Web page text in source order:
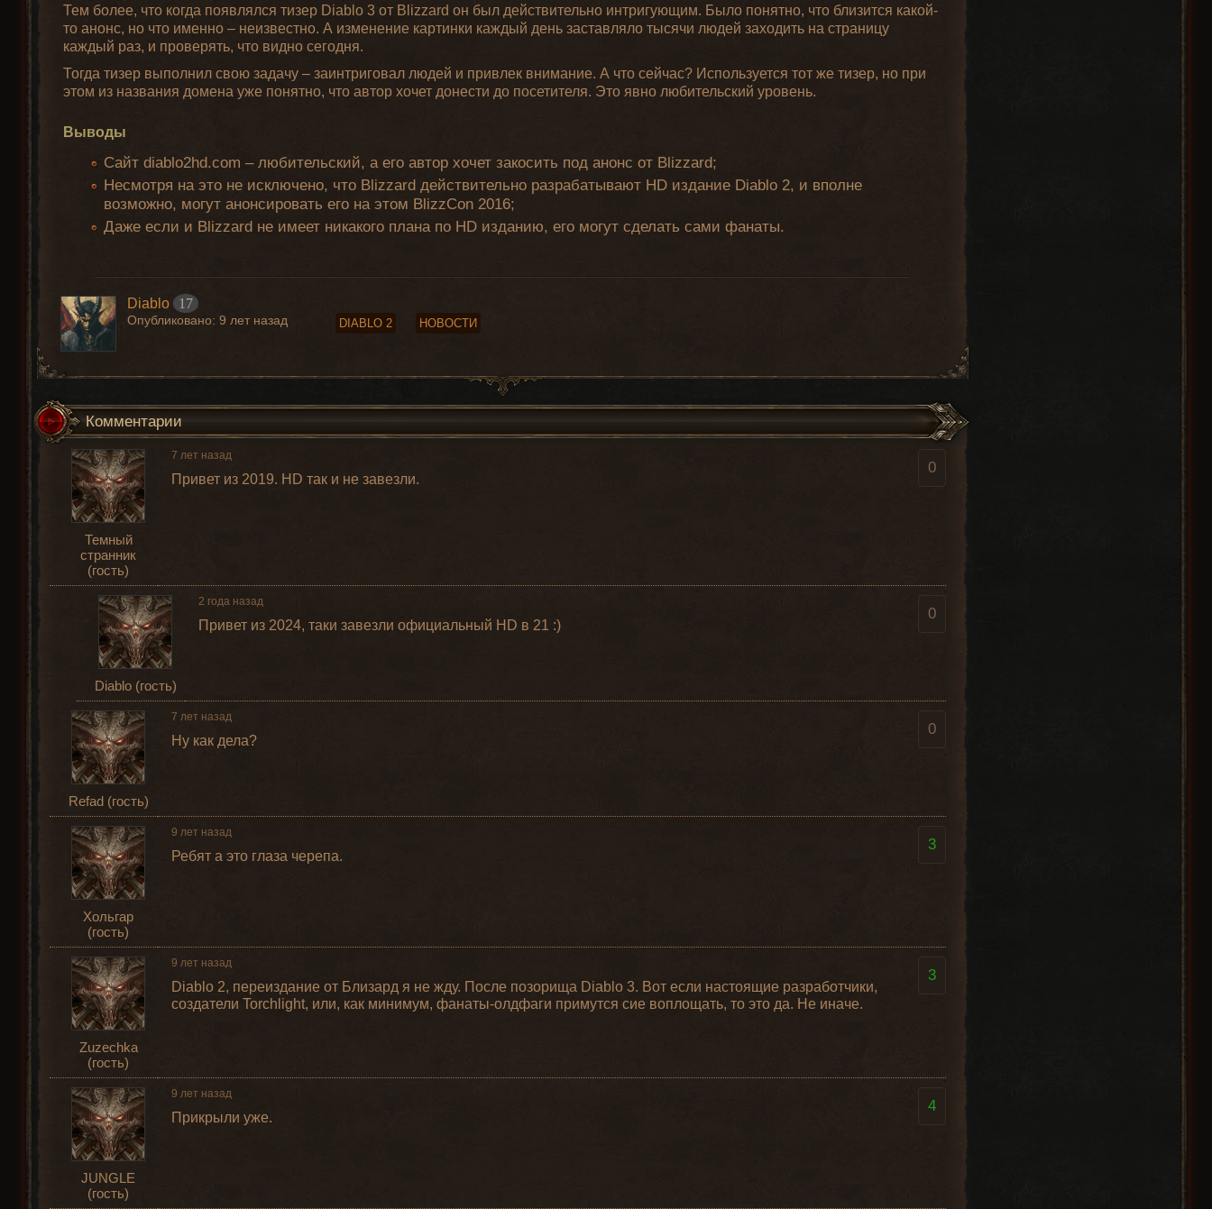
Тем более, что когда появлялся тизер Diablo 3 от Blizzard он был действительно интригующим. Было понятно, что близится какой-
то анонс, но что именно – неизвестно. А изменение картинки каждый день заставляло тысячи людей заходить на страницу
каждый раз, и проверять, что видно сегодня.
Тогда тизер выполнил свою задачу – заинтриговал людей и привлек внимание. А что сейчас? Используется тот же тизер, но при
этом из названия домена уже понятно, что автор хочет донести до посетителя. Это явно любительский уровень.
Выводы
Сайт diablo2hd.com – любительский, а его автор хочет закосить под анонс от Blizzard;
Несмотря на это не исключено, что Blizzard действительно разрабатывают HD издание Diablo 2, и вполне
возможно, могут анонсировать его на этом BlizzCon 2016;
Даже если и Blizzard не имеет никакого плана по HD изданию, его могут сделать сами фанаты.
Diablo 17
Опубликовано:9 лет назад DIABLO 2 НОВОСТИ
Комментарии
Темный
странник
(гость)
0
7 лет назад
Привет из 2019. HD так и не завезли.
Diablo (гость)
0
2 года назад
Привет из 2024, таки завезли официальный HD в 21 :)
Refad (гость)
0
7 лет назад
Ну как дела?
Хольгар
(гость)
3
9 лет назад
Ребят а это глаза черепа.
Zuzechka
(гость)
3
9 лет назад
Diablo 2, переиздание от Близард я не жду. После позорища Diablo 3. Вот если настоящие разработчики,
создатели Torchlight, или, как минимум, фанаты-олдфаги примутся сие воплощать, то это да. Не иначе.
JUNGLE
(гость)
4
9 лет назад
Прикрыли уже.